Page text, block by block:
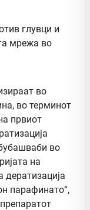
во
во терминот
првиот
во
на
парафинато“,